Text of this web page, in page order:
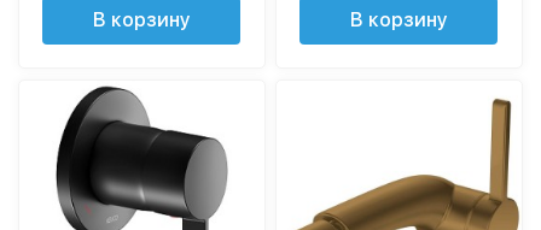
В корзину В корзину